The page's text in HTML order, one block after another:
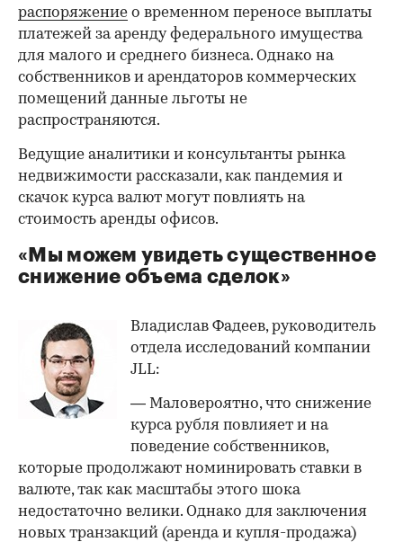
распоряжение о временном переносе выплаты
платежей за аренду федерального имущества
для малого и среднего бизнеса. Однако на
собственников и арендаторов коммерческих
помещений данные льготы не
распространяются.
Ведущие аналитики и консультанты рынка
недвижимости рассказали, как пандемия и
скачок курса валют могут повлиять на
стоимость аренды офисов.
«Мы можем увидеть существенное
снижение объема сделок»
Владислав Фадеев, руководитель
отдела исследований компании
JLL:
— Маловероятно, что снижение
курса рубля повлияет и на
поведение собственников,
которые продолжают номинировать ставки в
валюте, так как масштабы этого шока
недостаточно велики. Однако для заключения
новых транзакций (аренда и купля-продажа)